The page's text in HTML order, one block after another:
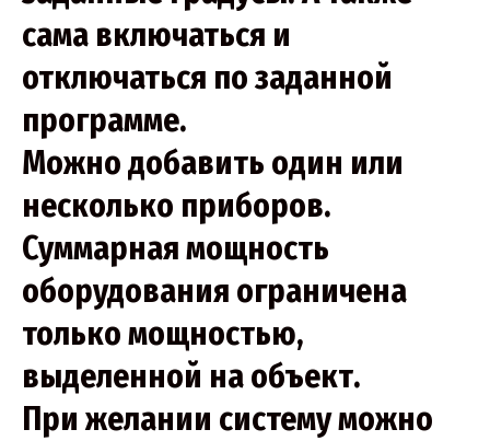
сама включаться и
отключаться по заданной
программе.
Можно добавить один или
несколько приборов.
Суммарная мощность
оборудования ограничена
только мощностью,
выделенной на объект.
При желании систему можно